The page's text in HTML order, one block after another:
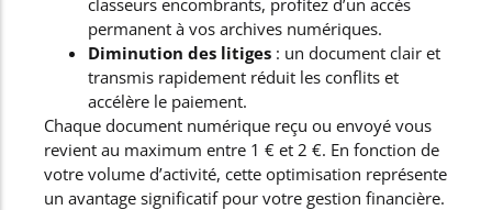
permanent à vos archives numériques.
Diminution des litiges : un document clair et
transmis rapidement réduit les conflits et
accélère le paiement.
Chaque document numérique reçu ou envoyé vous
revient au maximum entre 1 € et 2 €. En fonction de
votre volume d’activité, cette optimisation représente
un avantage significatif pour votre gestion financière.